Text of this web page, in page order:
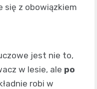
się z obowiązkiem
jest nie to,
w lesie, ale po
robi w